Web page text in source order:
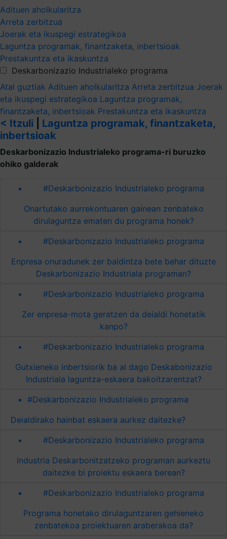
Adituen aholkularitza
Arreta zerbitzua
Joerak eta ikuspegi estrategikoa
Laguntza programak, finantzaketa, inbertsioak
Prestakuntza eta ikaskuntza
Deskarbonizazio Industrialeko programa
Atal guztiak Adituen aholkularitza Arreta zerbitzua Joerak
eta ikuspegi estrategikoa Laguntza programak,
finantzaketa, inbertsioak Prestakuntza eta ikaskuntza
< Itzuli
Laguntza programak, finantzaketa,
inbertsioak
Deskarbonizazio Industrialeko programa-ri buruzko
ohiko galderak
#Deskarbonizazio Industrialeko programa
Onartutako aurrekontuaren gainean zenbateko
dirulaguntza ematen du programa honek?
#Deskarbonizazio Industrialeko programa
Enpresa onuradunek zer baldintza bete behar dituzte
Deskarbonizazio Industriala programan?
#Deskarbonizazio Industrialeko programa
Zer enpresa-mota geratzen da deialdi honetatik
kanpo?
#Deskarbonizazio Industrialeko programa
Gutxieneko inbertsiorik ba al dago Deskabonizazio
Industriala laguntza-eskaera bakoitzarentzat?
#Deskarbonizazio Industrialeko programa
Deialdirako hainbat eskaera aurkez daitezke?
#Deskarbonizazio Industrialeko programa
Industria Deskarbonitzatzeko programan aurkeztu
daitezke bi proiektu eskaera berean?
#Deskarbonizazio Industrialeko programa
Programa honetako dirulaguntzaren gehieneko
zenbatekoa proiektuaren araberakoa da?